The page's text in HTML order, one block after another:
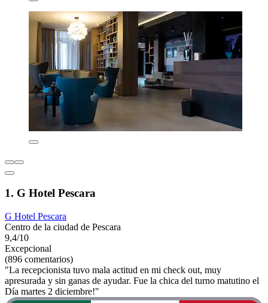
1. G Hotel Pescara
G Hotel Pescara
Centro de la ciudad de Pescara
9,4/10
Excepcional
(896 comentarios)
"La recepcionista tuvo mala actitud en mi check out, muy
apresurada y sin ganas de ayudar. Fue la chica del turno matutino el
Día martes 2 diciembre!"